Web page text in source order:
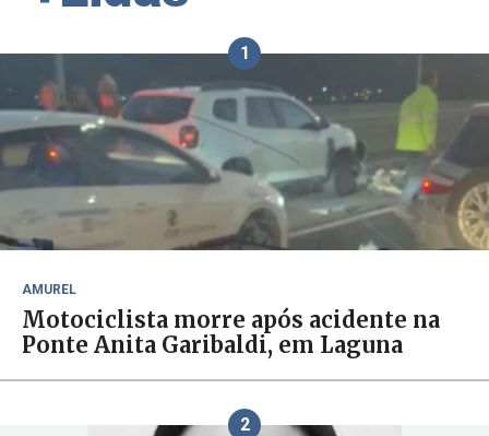
1
AMUREL
Motociclista morre após acidente na
Ponte Anita Garibaldi, em Laguna
2